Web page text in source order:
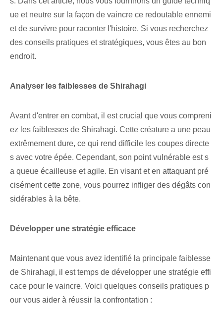
ue et neutre sur la façon de vaincre ce redoutable ennemi
et de survivre pour raconter l'histoire. Si vous recherchez
des conseils pratiques et stratégiques,⁢ vous êtes au bon
endroit.
Analyser les faiblesses de Shirahagi
Avant d'entrer en combat, il est crucial que vous compreni
ez les faiblesses de Shirahagi. Cette créature a une peau
extrêmement dure, ce qui rend difficile les coupes directe
s avec votre épée. Cependant, son point vulnérable est s
a queue écailleuse et agile. En visant et en attaquant pré
cisément cette zone, vous pourrez infliger des dégâts con
sidérables à la bête.
Développer une stratégie efficace
Maintenant que vous avez identifié la principale faiblesse
de Shirahagi, il est temps de développer une stratégie effi
cace pour le vaincre. Voici quelques conseils pratiques p
our vous aider à réussir la confrontation :